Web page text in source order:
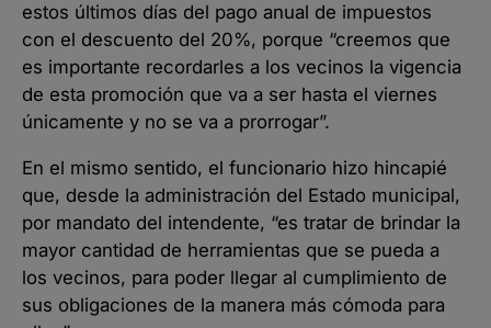
estos últimos días del pago anual de impuestos
con el descuento del 20%, porque “creemos que
es importante recordarles a los vecinos la vigencia
de esta promoción que va a ser hasta el viernes
únicamente y no se va a prorrogar”.
En el mismo sentido, el funcionario hizo hincapié
que, desde la administración del Estado municipal,
por mandato del intendente, “es tratar de brindar la
mayor cantidad de herramientas que se pueda a
los vecinos, para poder llegar al cumplimiento de
sus obligaciones de la manera más cómoda para